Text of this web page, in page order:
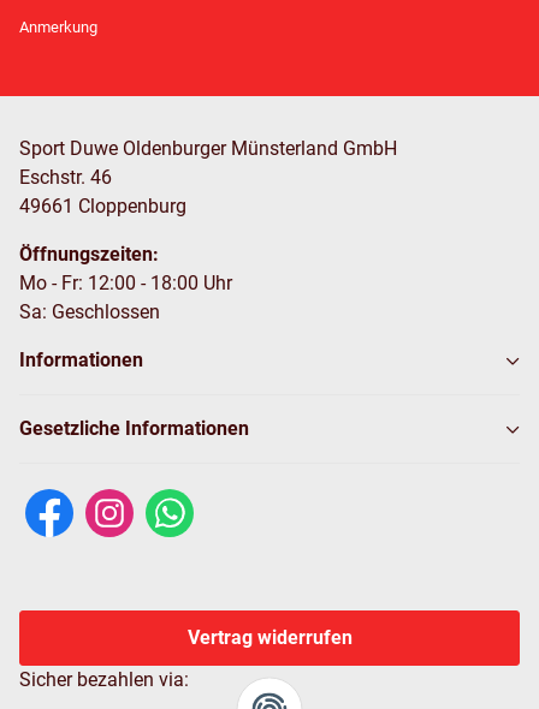
Anmerkung
Sport Duwe Oldenburger Münsterland GmbH
Eschstr. 46
49661 Cloppenburg
Öffnungszeiten:
Mo - Fr: 12:00 - 18:00 Uhr
Sa: Geschlossen
Informationen
Gesetzliche Informationen
Vertrag widerrufen
Sicher bezahlen via: